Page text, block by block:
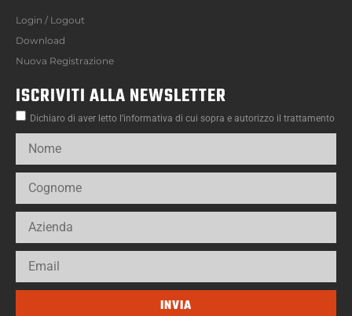
Login / Logout
Download
Nuova Registrazione
ISCRIVITI ALLA NEWSLETTER
Dichiaro di aver letto l’informativa di cui sopra e autorizzo il trattamento
INVIA